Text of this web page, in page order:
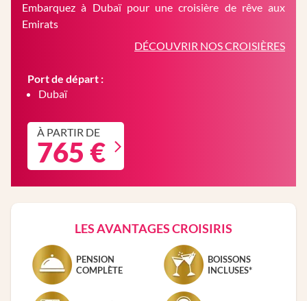
Embarquez à Dubaï pour une croisière de rêve aux
Emirats
DÉCOUVRIR NOS CROISIÈRES
Port de départ :
Dubaï
À PARTIR DE
765 €
LES AVANTAGES CROISIRIS
PENSION
COMPLÈTE
BOISSONS
INCLUSES*